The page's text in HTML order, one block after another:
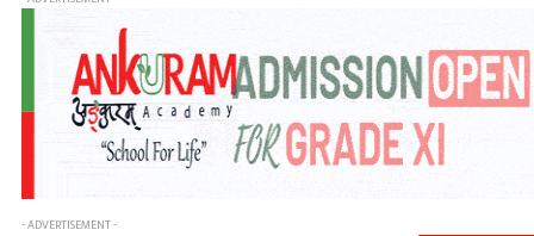
- ADVERTISEMENT -